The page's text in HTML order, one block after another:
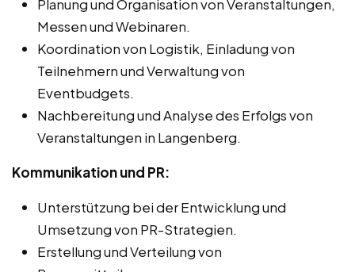
Planung und Organisation von Veranstaltungen,
Messen und Webinaren.
Koordination von Logistik, Einladung von
Teilnehmern und Verwaltung von
Eventbudgets.
Nachbereitung und Analyse des Erfolgs von
Veranstaltungen in Langenberg.
Kommunikation und PR:
Unterstützung bei der Entwicklung und
Umsetzung von PR-Strategien.
Erstellung und Verteilung von